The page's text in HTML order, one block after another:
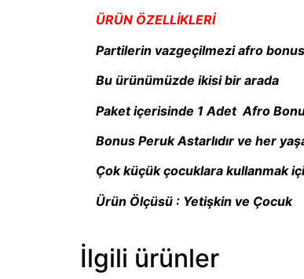
ÜRÜN ÖZELLİKLERİ
Partilerin vazgeçilmezi afro
Bu ürünümüzde ikisi bir arada
Paket içerisinde 1 Adet Afro
Bonus Peruk Astarlıdır ve her
Çok küçük çocuklara kullanmak
Ürün Ölçüsü : Yetişkin ve Çocuk
İlgili ürünler